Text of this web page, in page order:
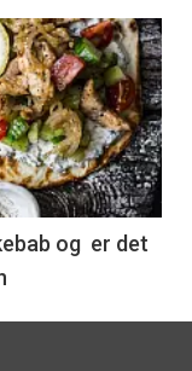
og er det